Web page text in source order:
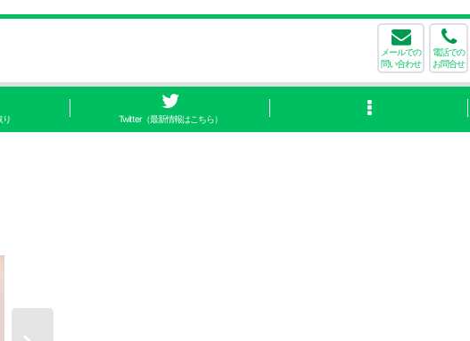
メールでの
問い合わせ
電話での
お問合せ
り Twitter（最新情報はこちら）